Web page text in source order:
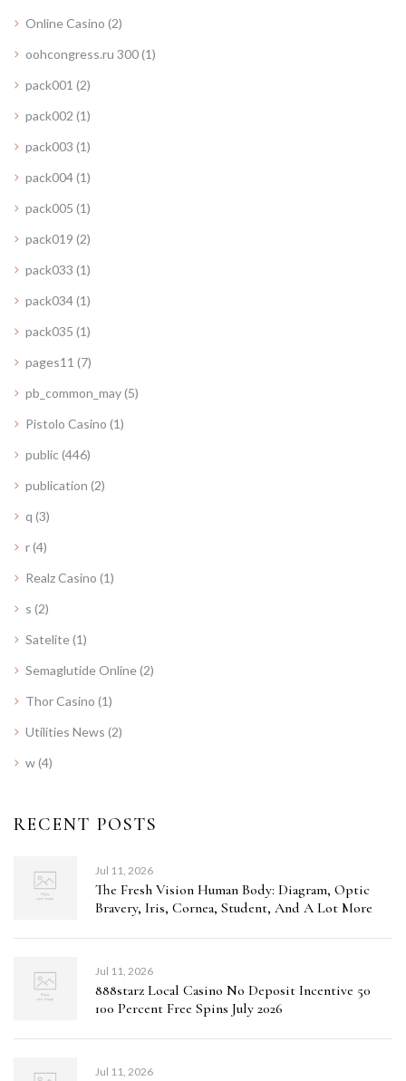
Online Casino (2)
oohcongress.ru 300(1)
pack001 (2)
pack002 (1)
pack003 (1)
pack004(1)
pack005 (1)
pack019 (2)
pack033 (1)
pack034(1)
pack035 (1)
pages11 (7)
pb_common_may(5)
Pistolo Casino (1)
public (446)
publication (2)
q (3)
r(4)
Realz Casino (1)
s (2)
Satelite(1)
Semaglutide Online(2)
Thor Casino (1)
Utilities News (2)
w(4)
RECENT POSTS
Jul 11, 2026
The Fresh Vision Human Body: Diagram, Optic
Bravery, Iris, Cornea, Student, And A Lot More
Jul 11, 2026
888starz Local Casino No Deposit Incentive 50
100 Percent Free Spins July 2026
Jul 11, 2026